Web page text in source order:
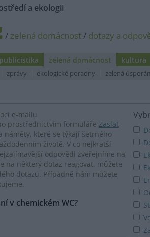
a ekologii
/ zelená domácnost/ dotazy a
publicistika zelená domácnost kultura
zprávy ekologické poradny zelená
e-mailu
prostřednictvím formuláře Zaslat
náměty, které se týkají šetrného
životě. V co nejkratší
odpovědi zveřejníme na
na některý dotaz reagovat, můžete
dotazu. Případně nám můžete
v chemickém WC?